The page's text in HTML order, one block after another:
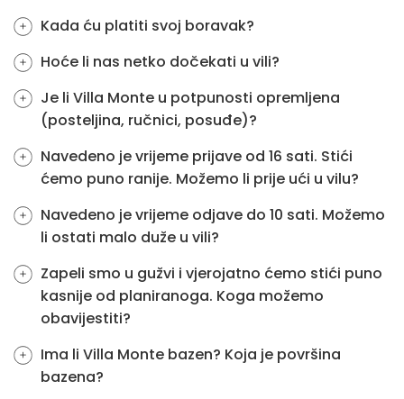
Kada ću platiti svoj boravak?
Hoće li nas netko dočekati u vili?
Je li Villa Monte u potpunosti opremljena
(posteljina, ručnici, posuđe)?
Navedeno je vrijeme prijave od 16 sati. Stići
ćemo puno ranije. Možemo li prije ući u vilu?
Navedeno je vrijeme odjave do 10 sati. Možemo
li ostati malo duže u vili?
Zapeli smo u gužvi i vjerojatno ćemo stići puno
kasnije od planiranoga. Koga možemo
obavijestiti?
Ima li Villa Monte bazen? Koja je površina
bazena?